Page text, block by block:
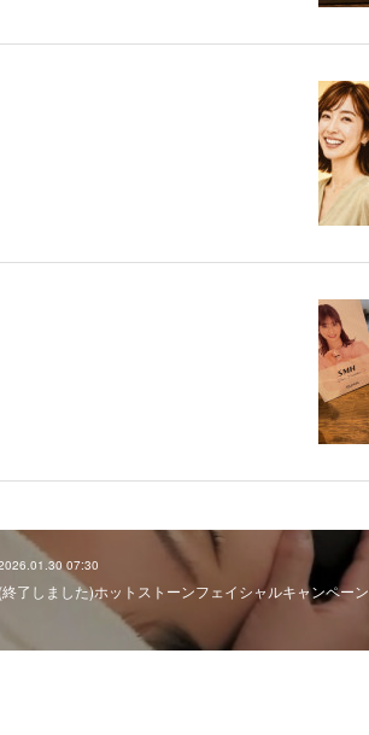
07:30
(終了しました)ホットストーンフェイシャルキャンペーン